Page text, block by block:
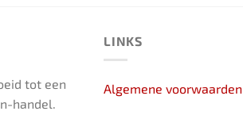
tot een
handel.
LINKS
Algemene voorwaarden